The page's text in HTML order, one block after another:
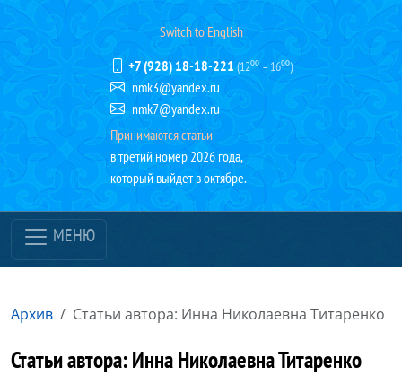
Switch to English
+7 (928) 18-18-221(12⁰⁰ – 16⁰⁰)
nmk3@yandex.ru
nmk7@yandex.ru
Принимаются статьи
в третий номер 2026 года,
который выйдет в октябре.
МЕНЮ
Архив Статьи автора: Инна Николаевна Титаренко
Статьи автора: Инна Николаевна Титаренко